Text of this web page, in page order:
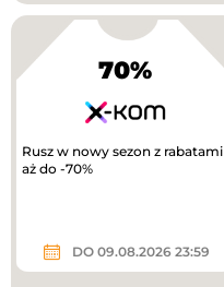
70%
Rusz w nowy sezon z rabatami
aż do -70%
DO 09.08.2026 23:59